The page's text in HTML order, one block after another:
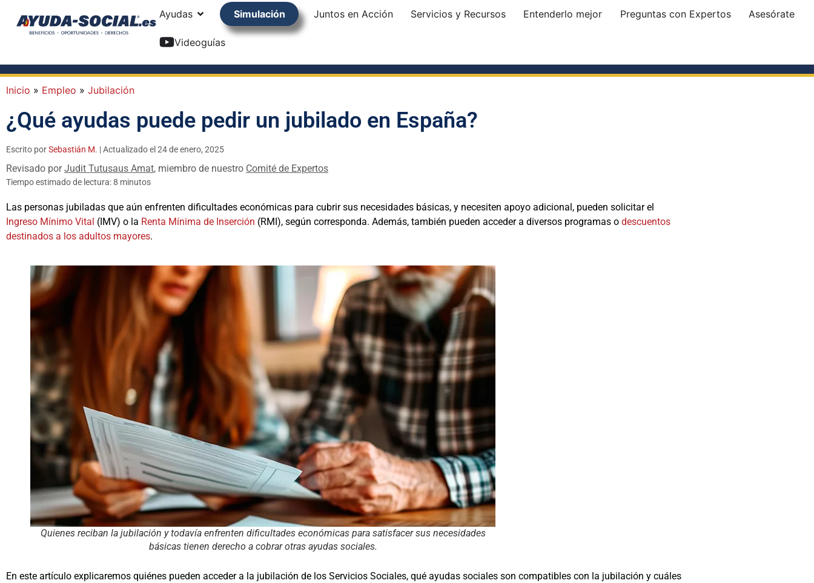
Ayudas Simulación Juntos en Acción Servicios y Recursos Entenderlo mejor Preguntas con Expertos Asesórate
Videoguías
Inicio » Empleo » Jubilación
¿Qué ayudas puede pedir un jubilado en España?
Escrito porSebastián M. | Actualizado el 24 de enero, 2025
Revisado porJudit Tutusaus Amat, miembro de nuestro Comité de Expertos
Tiempo estimado de lectura: 8 minutos
Las personas jubiladas que aún enfrenten dificultades económicas para cubrir sus necesidades básicas, y necesiten apoyo adicional, pueden solicitar el
Ingreso Mínimo Vital (IMV) o la Renta Mínima de Inserción (RMI), según corresponda. Además, también pueden acceder a diversos programas o descuentos
destinados a los adultos mayores.
Quienes reciban la jubilación y todavía enfrenten dificultades económicas para satisfacer sus necesidades
básicas tienen derecho a cobrar otras ayudas sociales.
En este artículo explicaremos quiénes pueden acceder a la jubilación de los Servicios Sociales, qué ayudas sociales son compatibles con la jubilación y cuáles